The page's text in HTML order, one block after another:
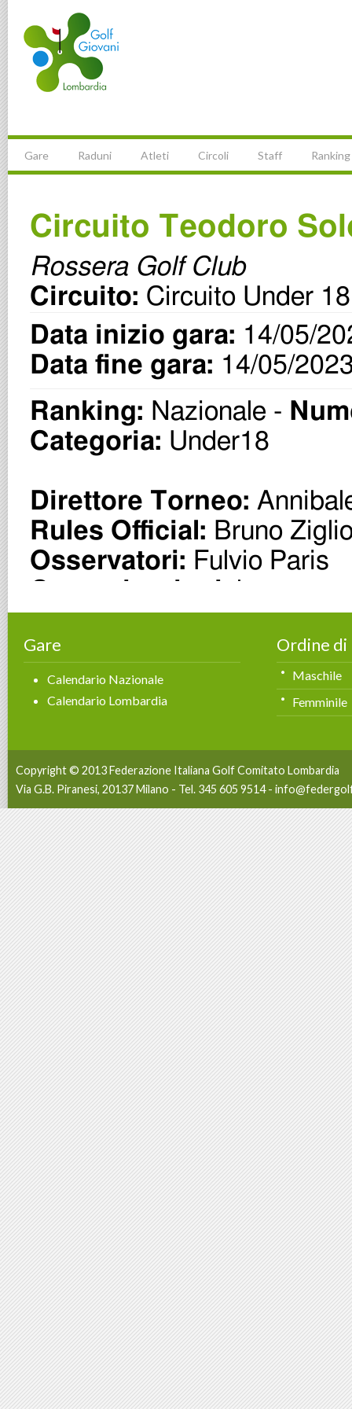
Gare Raduni Atleti Circoli Staff Ranking
Gare
Calendario Nazionale
Calendario Lombardia
Ordine
Maschile
Femminile
Copyright © 2013 Federazione Italiana Golf Comitato Lombardia
Via G.B. Piranesi, 20137 Milano - Tel. 345 605 9514 -